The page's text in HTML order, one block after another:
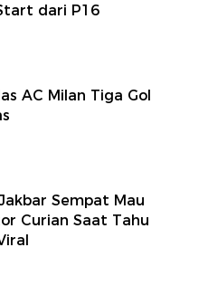
dari P16
AC Milan Tiga Gol
Sempat Mau
Curian Saat Tahu